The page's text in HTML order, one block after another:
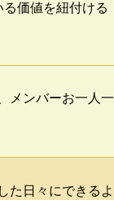
価値を紐付ける
メンバーお一人一
た日々にできるよ